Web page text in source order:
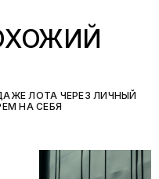
ЛОТА ЧЕРЕЗ ЛИЧНЫЙ
НА СЕБЯ